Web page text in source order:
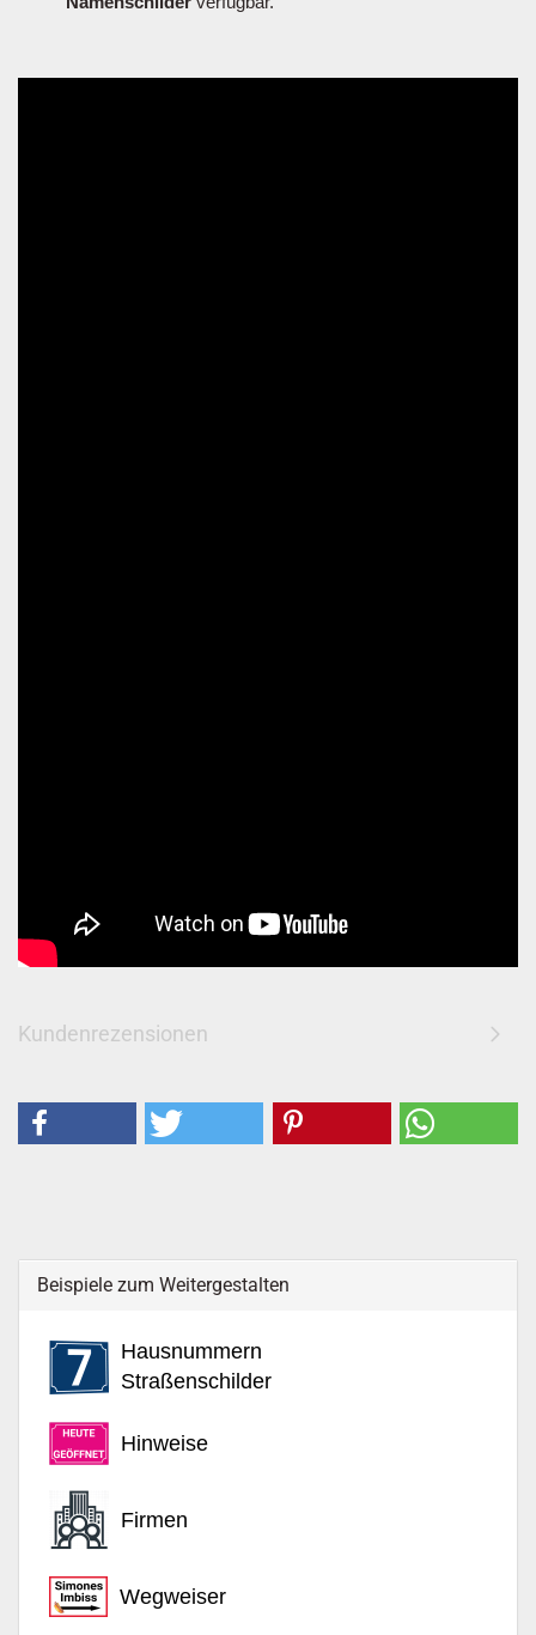
Kundenrezensionen
Beispiele zum Weitergestalten
Hausnummern
Straßenschilder
Hinweise
Firmen
Wegweiser